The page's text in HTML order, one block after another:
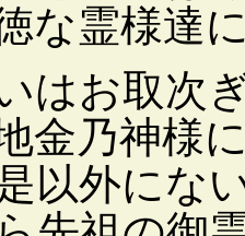
な霊様達
はお取次
金乃神様
以外にな